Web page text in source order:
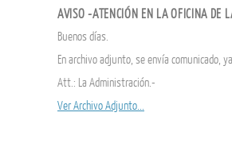
AVISO -ATENCIÓN EN LA OFICINA DE
Buenos días.
En archivo adjunto, se envía comunicado,
Att.: La Administración.-
Ver Archivo Adjunto...